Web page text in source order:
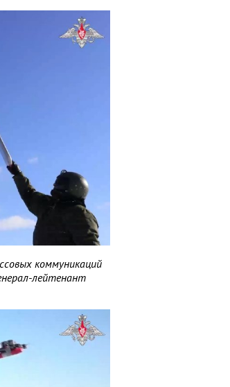
коммуникаций
лейтенант